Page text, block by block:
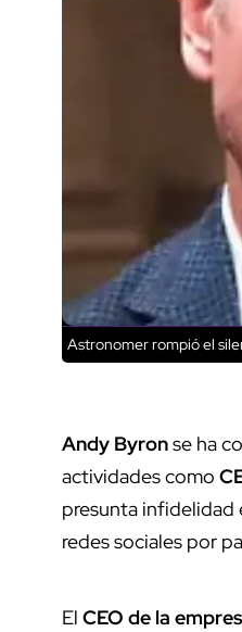
Astronomer rompió el
Andy Byronse ha
actividades como
presunta infidelidad
redes sociales por
El CEO de la